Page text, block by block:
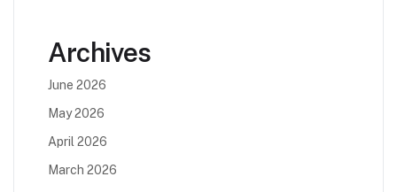
Archives
June 2026
May 2026
April 2026
March 2026